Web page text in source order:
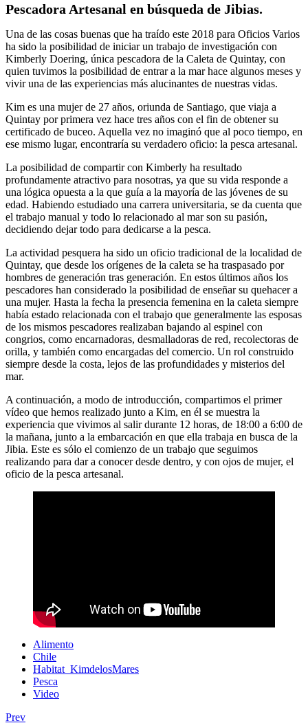
Pescadora Artesanal en búsqueda de Jibias.
Una de las cosas buenas que ha traído este 2018 para Oficios Varios
ha sido la posibilidad de iniciar un trabajo de investigación con
Kimberly Doering, única pescadora de la Caleta de Quintay, con
quien tuvimos la posibilidad de entrar a la mar hace algunos meses y
vivir una de las experiencias más alucinantes de nuestras vidas.
Kim es una mujer de 27 años, oriunda de Santiago, que viaja a
Quintay por primera vez hace tres años con el fin de obtener su
certificado de buceo. Aquella vez no imaginó que al poco tiempo, en
ese mismo lugar, encontraría su verdadero oficio: la pesca artesanal.
La posibilidad de compartir con Kimberly ha resultado
profundamente atractivo para nosotras, ya que su vida responde a
una lógica opuesta a la que guía a la mayoría de las jóvenes de su
edad. Habiendo estudiado una carrera universitaria, se da cuenta que
el trabajo manual y todo lo relacionado al mar son su pasión,
decidiendo dejar todo para dedicarse a la pesca.
La actividad pesquera ha sido un oficio tradicional de la localidad de
Quintay, que desde los orígenes de la caleta se ha traspasado por
hombres de generación tras generación. En estos últimos años los
pescadores han considerado la posibilidad de enseñar su quehacer a
una mujer. Hasta la fecha la presencia femenina en la caleta siempre
había estado relacionada con el trabajo que generalmente las esposas
de los mismos pescadores realizaban bajando al espinel con
congrios, como encarnadoras, desmalladoras de red, recolectoras de
orilla, y también como encargadas del comercio. Un rol construido
siempre desde la costa, lejos de las profundidades y misterios del
mar.
A continuación, a modo de introducción, compartimos el primer
vídeo que hemos realizado junto a Kim, en él se muestra la
experiencia que vivimos al salir durante 12 horas, de 18:00 a 6:00 de
la mañana, junto a la embarcación en que ella trabaja en busca de la
Jibia. Este es sólo el comienzo de un trabajo que seguimos
realizando para dar a conocer desde dentro, y con ojos de mujer, el
oficio de la pesca artesanal.
Alimento
Chile
Habitat_KimdelosMares
Pesca
Video
Prev